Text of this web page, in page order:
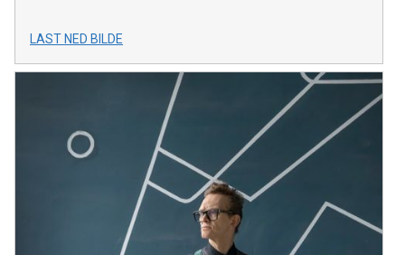
LAST NED BILDE